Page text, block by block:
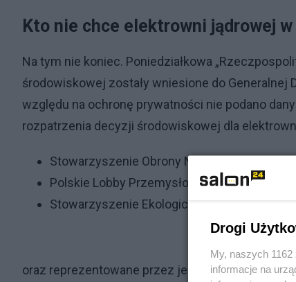
Kto nie chce elektrowni jądrowej
Na tym nie koniec. Poniedziałkowa
środowiskowej zostały wniesione do
względu na ochronę prywatności nie podano
rozpatrzenia decyzji środowiskowej dla
Stowarzyszenie Obrony Naturalnych
Polskie Lobby Przemysłowe im. Eugeniusza
Stowarzyszenie Ekologiczne EKO-UNIA;
oraz reprezentowane przez jedną osobę:
Drogi
My, naszych
informacje na